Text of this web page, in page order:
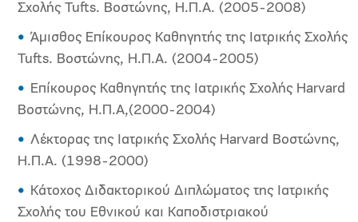
Σχολής Tufts. Βοστώνης, Η.Π.Α. (2005-2008)
Άμισθος Επίκουρος Καθηγητής της Ιατρικής Σχολής
Tufts. Βοστώνης, Η.Π.Α. (2004-2005)
Επίκουρος Καθηγητής της Ιατρικής Σχολής Harvard
Βοστώνης, Η.Π.Α,(2000-2004)
Λέκτορας της Ιατρικής Σχολής Harvard Βοστώνης,
Η.Π.Α. (1998-2000)
Κάτοχος Διδακτορικού Διπλώματος της Ιατρικής
Σχολής του Εθνικού και Καποδιστριακού